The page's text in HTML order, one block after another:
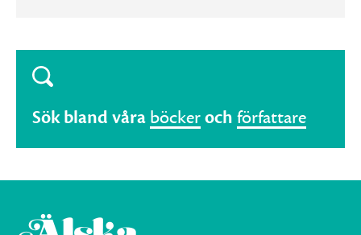
Sök bland våra böckeroch författare